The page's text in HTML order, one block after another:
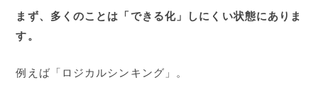
まず、多くのことは「できる化」しにくい状態にありま
す。
例えば「ロジカルシンキング」。